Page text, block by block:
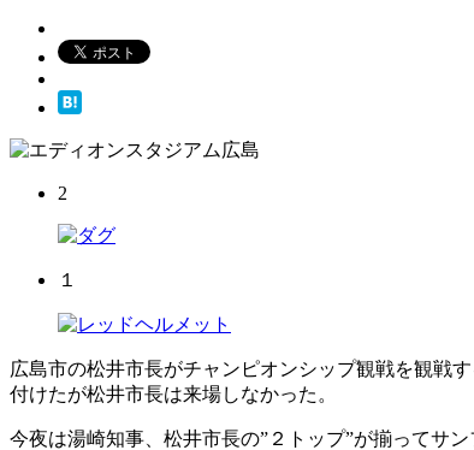
2
１
広島市の松井市長がチャンピオンシップ観戦を観戦
付けたが松井市長は来場しなかった。
今夜は湯崎知事、松井市長の”２トップ”が揃ってサ